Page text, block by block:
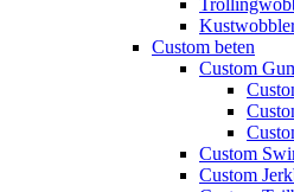
Custom beten
Custom
Custom
Custom